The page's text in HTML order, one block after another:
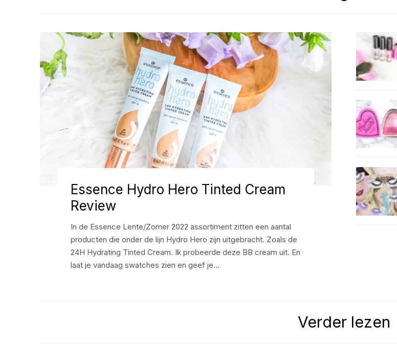
Essence Hydro Hero Tinted Cream
Review
In de Essence Lente/Zomer 2022 assortiment zitten een aantal
producten die onder de lijn Hydro Hero zijn uitgebracht. Zoals de
24H Hydrating Tinted Cream. Ik probeerde deze BB cream uit. En
laat je vandaag swatches zien en geef je…
Verder lezen